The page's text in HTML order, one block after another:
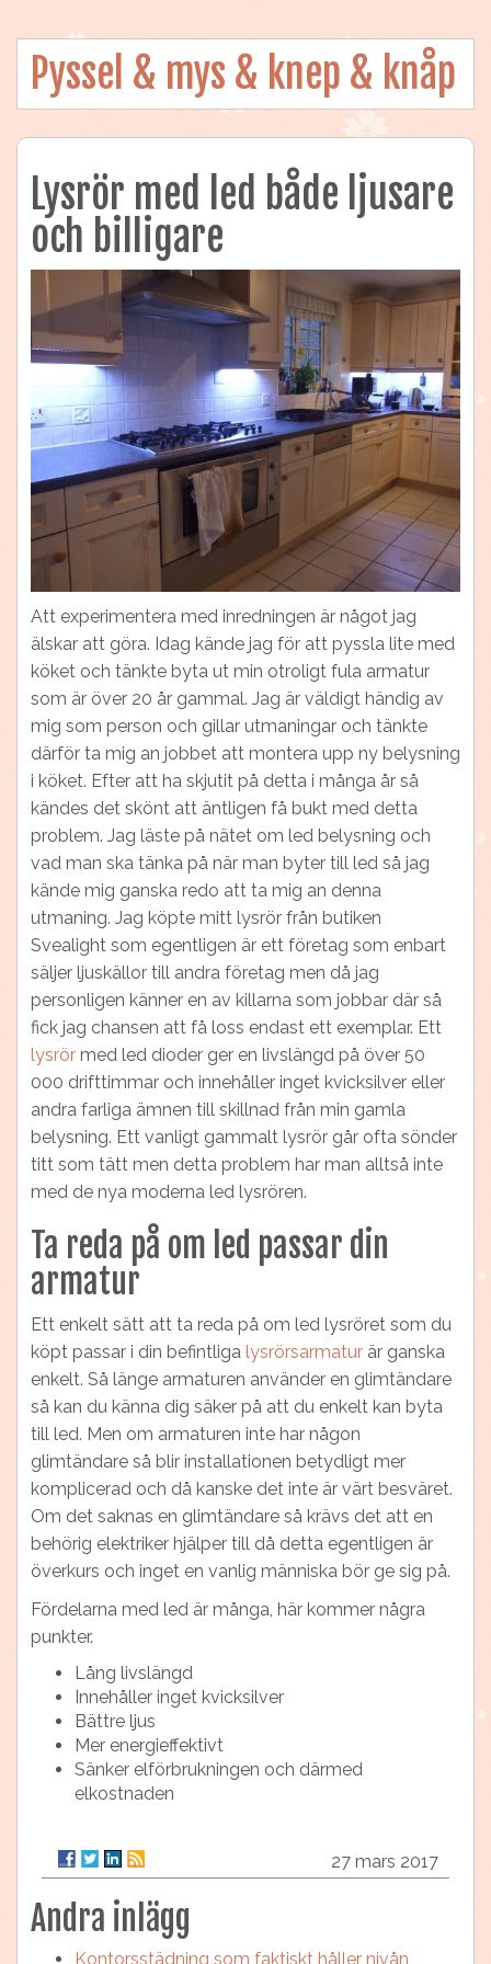
Pyssel & mys & knep & knåp
Lysrör med led både ljusare
och billigare
Att experimentera med inredningen är något jag
älskar att göra. Idag kände jag för att pyssla lite med
köket och tänkte byta ut min otroligt fula armatur
som är över 20 år gammal. Jag är väldigt händig av
mig som person och gillar utmaningar och tänkte
därför ta mig an jobbet att montera upp ny belysning
i köket. Efter att ha skjutit på detta i många år så
kändes det skönt att äntligen få bukt med detta
problem. Jag läste på nätet om led belysning och
vad man ska tänka på när man byter till led så jag
kände mig ganska redo att ta mig an denna
utmaning. Jag köpte mitt lysrör från butiken
Svealight som egentligen är ett företag som enbart
säljer ljuskällor till andra företag men då jag
personligen känner en av killarna som jobbar där så
fick jag chansen att få loss endast ett exemplar. Ett
lysrör med led dioder ger en livslängd på över 50
000 drifttimmar och innehåller inget kvicksilver eller
andra farliga ämnen till skillnad från min gamla
belysning. Ett vanligt gammalt lysrör går ofta sönder
titt som tätt men detta problem har man alltså inte
med de nya moderna led lysrören.
Ta reda på om led passar din
armatur
Ett enkelt sätt att ta reda på om led lysröret som du
köpt passar i din befintliga lysrörsarmatur är ganska
enkelt. Så länge armaturen använder en glimtändare
så kan du känna dig säker på att du enkelt kan byta
till led. Men om armaturen inte har någon
glimtändare så blir installationen betydligt mer
komplicerad och då kanske det inte är värt besväret.
Om det saknas en glimtändare så krävs det att en
behörig elektriker hjälper till då detta egentligen är
överkurs och inget en vanlig människa bör ge sig på.
Fördelarna med led är många, här kommer några
punkter.
Lång livslängd
Innehåller inget kvicksilver
Bättre ljus
Mer energieffektivt
Sänker elförbrukningen och därmed
elkostnaden
27 mars 2017
Andra inlägg
Kontorsstädning som faktiskt håller nivån